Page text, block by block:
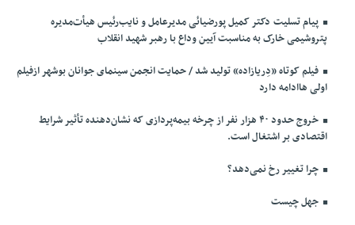
پیام تسلیت دکتر کمیل پورضیائی مدیرعامل و نایب‌رئیس هیأت‌مدیره
پتروشیمی خارک به مناسبت آیین وداع با رهبر شهید انقلاب
فیلم کوتاه «دِریازاده» تولید شد / حمایت انجمن سینمای جوانان بوشهر ازفیلم
اولی هاادامه دارد
خروج حدود ۴۰ هزار نفر از چرخه بیمه‌پردازی که نشان‌دهنده تأثیر شرایط
اقتصادی بر اشتغال است.
چرا تغییر رخ نمی‌دهد؟
جهل چیست